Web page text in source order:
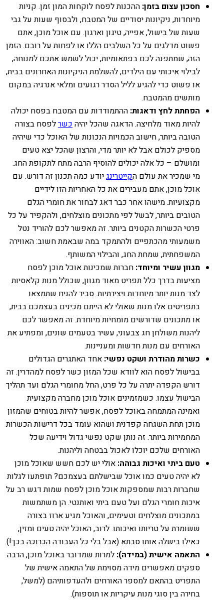
חסכון עצום בזמן: ההכנות לפסח לוקחות המון זמן. קניות
מיוחדות, ניקיונות יסודיים של המטבח, ולבסוף שעות על גבי
שעות של בישול, אפייה, טיגון וארגון. עם אוכל מוכן, אתם
פשוט מדלגים על כל השלבים הללו או לפחות על רובם. הזמן
הזה, שמתפנה לכם בפתאומיות, יכול לשמש אתכם למנוחה,
לבילוי איכותי עם הילדים, להשלמת הניקיונות האחרונים בבית,
או פשוט כדי להגיע לליל הסדר רגועים ומלאי אנרגיה במקום
מותשים מהמטבח.
הפחתת לחץ ודאגות: ההתמודדות עם המטבח בפסח יכולה
להיות מאוד מלחיצה. הדאגה שהכל יהיהכשרלפסח בצורה
הטובה ביותר, חישוב הכמויות הנכונות של האוכל כדי שיהיה
מספיק לכולם אבל לא יותר מדי, והרצון שהכל יצא טעים
ומושלם – כל אלה יכולים להוסיף הרבה מתח לתקופת החג.
מי שמכיר את עולם הקייטרינגיודע כמה תכנון זה דורש. עם
אוכל מוכן, אתם מעבירים את כל האחריות הזו לידיים
מקצועיות. מישהו אחר כבר דאג לבחור את חומרי הגלם
הטובים ביותר, לבשל לפי מתכונים מוצלחים, ולהקפיד על כל
פרטי הכשרות הקטנים ביותר. זה מאפשר לכם להוריד נטל
משמעותי מהכתפיים ולהתמקד במה שבאמת חשוב: האווירה
המשפחתית, שמחת החג, והבילוי המשותף.
מגוון עשיר ומיוחד: חברות שמכינות אוכל מוכן לפסח
מציעות בדרך כלל תפריט מאוד מגוון, שכולל מנות קלאסיות
לצד מנות יותר מיוחדות ויצירתיות. סביר להניח שתמצאו
בתפריטים אלו מנות שאולי לא הייתם מכינים בעצמכם בבית,
או מתכונים שדורשים מומחיות מיוחדת. זה מאפשר לכם
ליהנות משולחן חג צבעוני, עשיר בטעמים שונים, ומפתיע את
האורחים עם מנות חדשות ומעניינות.
כשרות מהודרת ושקט נפשי: אחד האתגרים הגדולים
בבישול לפסח הוא לוודא שכל המזון כשר לפסח למהדרין. זה
דורש הקפדה יתרה על כל פרט, החל מחומרי הגלם ועד תהליך
הבישול עצמו. כשמזמינים אוכל מוכן מחברה מקצועית
ואמינה המתמחה באוכל לפסח, אפשר להיות בטוחים שהמזון
מוכן תחת השגחה קפדנית ושהוא עומד בכל דרישות הכשרות
המחמירות ביותר. זה נותן שקט נפשי גדול וידיעה שכל
האורחים שלכם יוכלו לאכול בבטחה וליהנות.
טעם ביתי ואיכות גבוהה: אולי יש לכם חשש שאוכל מוכן
לא יהיה טעים כמו אוכל שבישלתם בעצמכם? תופתעו לגלות
שחברות רבות שמספקות אוכל מוכן לפסח שמות דגש רב על
איכות חומרי הגלם ועל טעם ביתי ואותנטי. הן משתמשות
במתכונים מוצלחים וטעימים, והאוכל מגיע ארוז בצורה
ששומרת על טריותו ואיכותו. לרוב, האוכל יהיה טעים ומזין,
כאילו בישלה אותו סבתא (אבל בלי כל העבודה הכרוכה בכך!).
התאמה אישית (במידה): למרות שמדובר באוכל מוכן, הרבה
ספקים מאפשרים מידה מסוימת של התאמה אישית של
התפריט בהתאם למספר האורחים ולהעדפותיהם (למשל,
בחירה בין סוגי מנות עיקריות או תוספות).